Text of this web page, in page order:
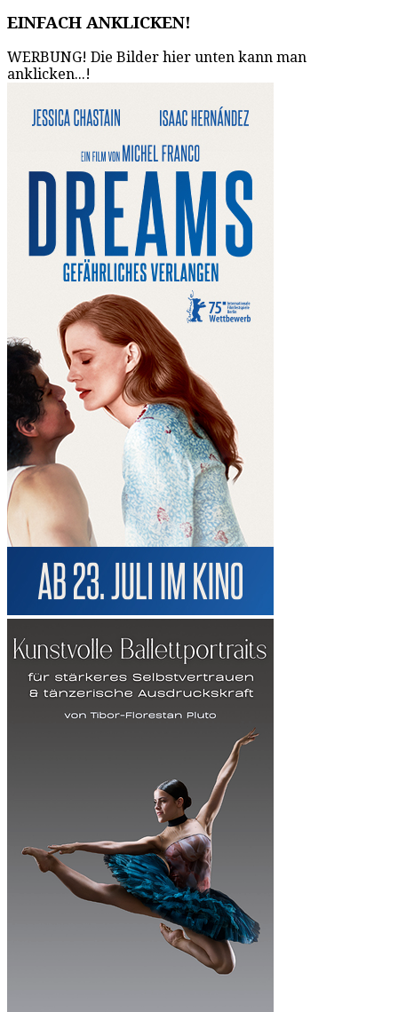
EINFACH ANKLICKEN!
WERBUNG! Die Bilder hier unten kann man
anklicken...!